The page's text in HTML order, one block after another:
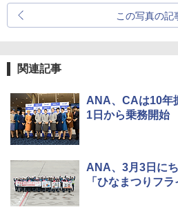
この写真の記
関連記事
ANA、CAは10年
1日から乗務開始
ANA、3月3日に
「ひなまつりフ